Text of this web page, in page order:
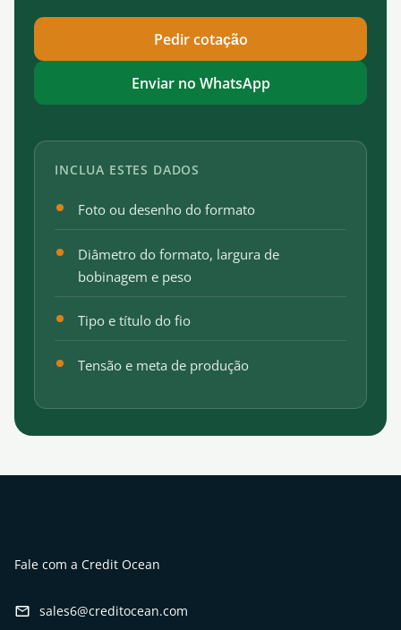
Pedir cotação
Enviar no WhatsApp
INCLUA ESTES DADOS
Foto ou desenho do formato
Diâmetro do formato, largura de
bobinagem e peso
Tipo e título do fio
Tensão e meta de produção
Fale com a Credit Ocean
sales6@creditocean.com